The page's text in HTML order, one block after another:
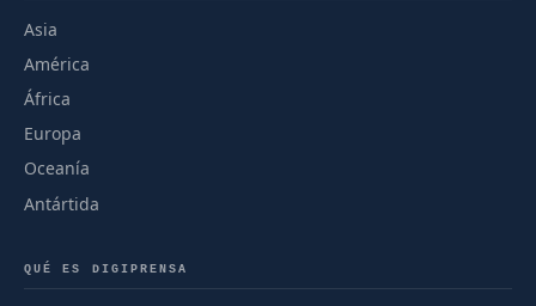
Asia
América
África
Europa
Oceanía
Antártida
QUÉ ES DIGIPRENSA